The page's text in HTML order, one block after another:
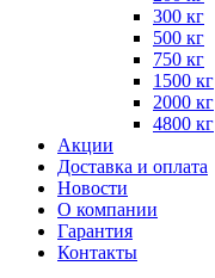
300 кг
500 кг
750 кг
1500 кг
2000 кг
4800 кг
Акции
Доставка и оплата
Новости
О компании
Гарантия
Контакты